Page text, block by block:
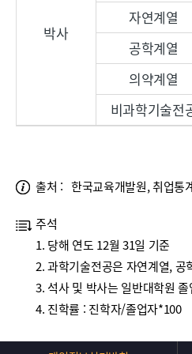
출처 : 한국교육개발원, 취업통
주석
당해 연도 12월 31일 기준
과학기술전공은 자연계열, 공
석사 및 박사는 일반대학원
진학률 : 진학자/졸업자*100